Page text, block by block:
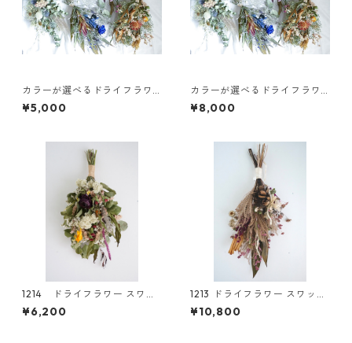
カラーが選べるドライフラワ
ースワッグM
¥5,000
カラーが選べるドライフラワ
ースワッグL
¥8,000
1214 ドライフラワー スワッ
グ
¥6,200
1213 ドライフラワー スワッ
グ
¥10,800